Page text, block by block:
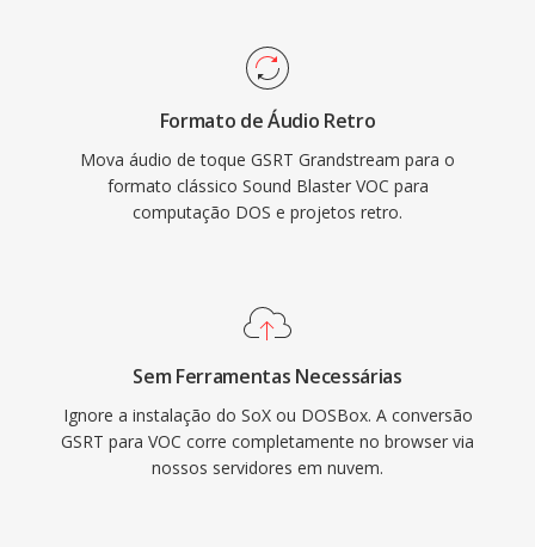
uso extensivo em jogos DOS da id Software,
Sierra é LucasArts. Com a ascensao do
Windows é do formato WAV, o VOC
gradualmente saiu do uso convencional, mas
permanece importante para preservação de
jogos retrô é para quem trabalha com acervos
Formato de Áudio Retro
Mova áudio de toque GSRT Grandstream para o
formato clássico Sound Blaster VOC para
computação DOS e projetos retro.
Sem Ferramentas Necessárias
Ignore a instalação do SoX ou DOSBox. A conversão
GSRT para VOC corre completamente no browser via
nossos servidores em nuvem.